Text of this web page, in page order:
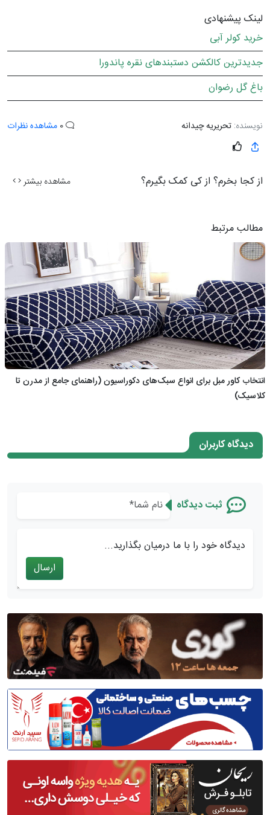
لینک پیشنهادی
خرید کولر آبی
جدیدترین کالکشن دستبندهای نقره پاندورا
باغ گل رضوان
نویسنده: تحریریه چیدانه مشاهده نظرات
از کجا بخرم؟ از کی کمک بگیرم؟ مشاهده بیشتر
مطالب مرتبط
انتخاب کاور مبل برای انواع سبک‌های دکوراسیون (راهنمای جامع از مدرن تا
کلاسیک)
دیدگاه کاربران
ثبت دیدگاه
دیدگاه خود را با ما درمیان بگذارید...
ارسال